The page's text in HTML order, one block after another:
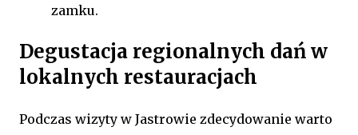
zamku.
Degustacja regionalnych dań w
lokalnych restauracjach
Podczas wizyty w Jastrowie zdecydowanie warto